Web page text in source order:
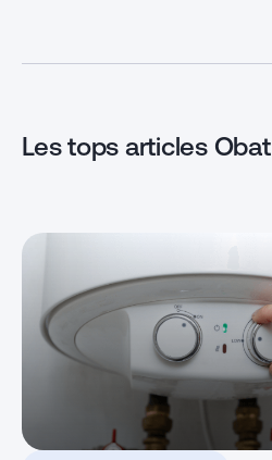
Les tops articles Obat